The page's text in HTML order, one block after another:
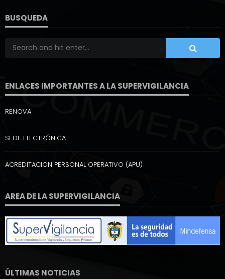
BUSQUEDA
ENLACES IMPORTANTES A LA SUPERVIGILANCIA
RENOVA
SEDE ELECTRÓNICA
ACREDITACION PERSONAL OPERATIVO (APU)
AREA DE LA SUPERVIGILANCIA
ÚLTIMAS NOTICIAS